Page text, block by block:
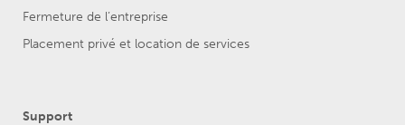
Fermeture de l’entreprise
Placement privé et location de services
Support